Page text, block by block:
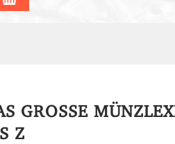
GROSSE
Z